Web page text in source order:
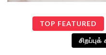
TOP FEATURED